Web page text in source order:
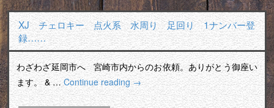
XJ チェロキー 点火系 水周り 足回り 1ナンバー登
録……
わざわざ延岡市へ 宮崎市内からのお依頼。ありがとう御座い
ます。 & …Continue reading→